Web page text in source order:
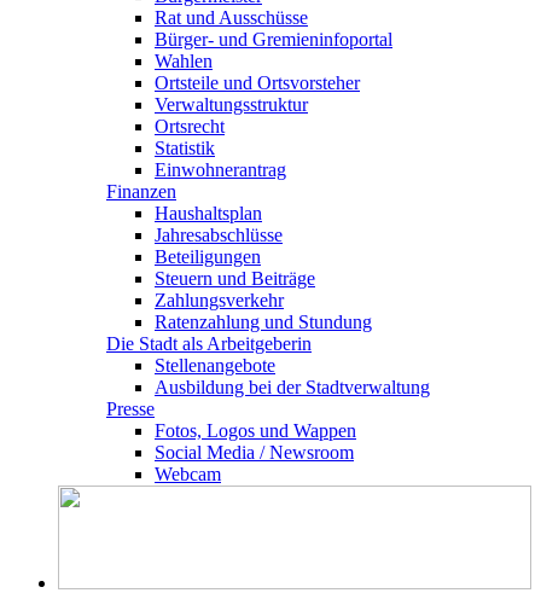
Rat und Ausschüsse
Bürger- und Gremieninfoportal
Wahlen
Ortsteile und Ortsvorsteher
Verwaltungsstruktur
Ortsrecht
Statistik
Einwohnerantrag
Finanzen
Haushaltsplan
Jahresabschlüsse
Beteiligungen
Steuern und Beiträge
Zahlungsverkehr
Ratenzahlung und Stundung
Die Stadt als Arbeitgeberin
Stellenangebote
Ausbildung bei der Stadtverwaltung
Presse
Fotos, Logos und Wappen
Social Media / Newsroom
Webcam